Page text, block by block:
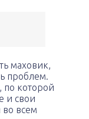
маховик,
проблем.
по которой
и свои
всем